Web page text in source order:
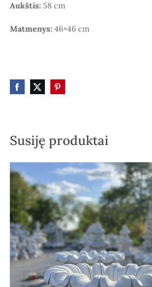
Aukštis: 58 cm
Matmenys: 46×46 cm
Susiję produktai